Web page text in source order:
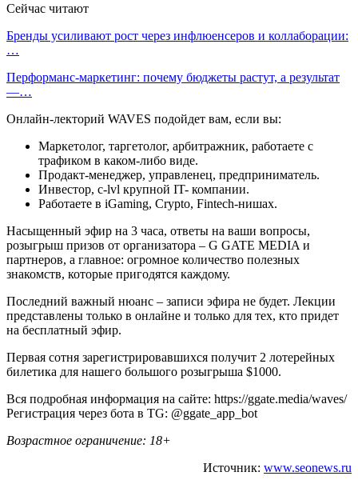
Сейчас читают
Бренды усиливают рост через инфлюенсеров и коллаборации:
…
Перформанс-маркетинг: почему бюджеты растут, а результат
—…
Онлайн-лекторий WAVES подойдет вам, если вы:
Маркетолог, таргетолог, арбитражник, работаете с
трафиком в каком-либо виде.
Продакт-менеджер, управленец, предприниматель.
Инвестор, c-lvl крупной IT- компании.
Работаете в iGaming, Crypto, Fintech-нишах.
Насыщенный эфир на 3 часа, ответы на ваши вопросы,
розыгрыш призов от организатора – G GATE MEDIA и
партнеров, а главное: огромное количество полезных
знакомств, которые пригодятся каждому.
Последний важный нюанс – записи эфира не будет. Лекции
представлены только в онлайне и только для тех, кто придет
на бесплатный эфир.
Первая сотня зарегистрировавшихся получит 2 лотерейных
билетика для нашего большого розыгрыша $1000.
Вся подробная информация на сайте: https://ggate.media/waves/
Регистрация через бота в TG: @ggate_app_bot
Возрастное ограничение: 18+
Источник: www.seonews.ru